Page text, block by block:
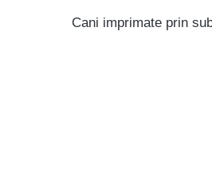
Cani imprimate prin